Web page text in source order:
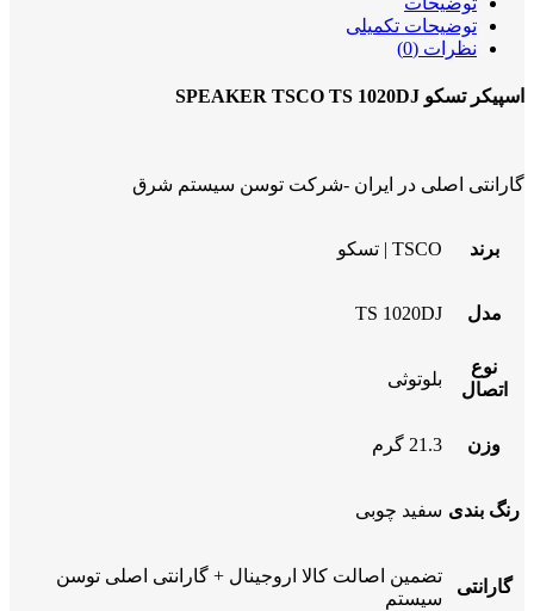
توضیحات تکمیلی
نظرات (0)
اسپیکر تسکو SPEAKER TSCO TS 1020DJ
گارانتی اصلی در ایران -شرکت توسن سیستم شرق
برند TSCO | تسکو
مدل TS 1020DJ
نوع
اتصال
بلوتوثی
وزن 21.3 گرم
رنگ بندی سفید چوبی
گارانتی
تضمین اصالت کالا اروجینال + گارانتی اصلی توسن
سیستم